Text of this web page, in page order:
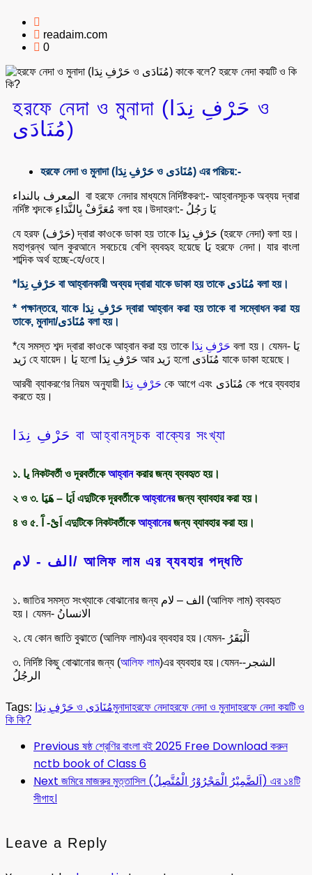
readaim.com
0
হরফে নেদা ও মুনাদা (حَرْفِ نِدَا ও
مُنَادَى)
হরফে নেদা ও মুনাদা (حَرْفِ نِدَا ও مُنَادَى) এর পরিচয়:-
المعرف بالنداء বা হরফে নেদার মাধ্যমে নির্দিষ্টকরণ:- আহ্বানসূচক অব্যয় দ্বারা
নর্দিষ্ট শব্দকে مُعَرَّفْ بِالنَّدَاءِ বলা হয়।উদাহরণ:- يَا رَجُلُ
যে হরফ (حَرْف) দ্বারা কাওকে ডাকা হয় তাকে حَرْفِ نِدَا (হরফে নেদা) বলা হয়।
মহাগ্রন্থ আল কুরআনে সবচেয়ে বেশি ব্যবহৃহ হয়েছে يَا হরফে নেদা। যার বাংলা
শাব্দিক অর্থ হচ্ছে-হে/ওহে।
*حَرْفِ نِدَا বা আহ্বানকারী অব্যয় দ্বারা যাকে ডাকা হয় তাকে مُنَادَى বলা হয়।
* পক্ষান্তরে, যাকে حَرْفِ نِدَا দ্বারা আহ্বান করা হয় তাকে বা সম্বোধন করা হয়
তাকে, মুনাদা/مُنَادَى বলা হয়।
*যে সমস্ত শব্দ দ্বারা কাওকে আহ্বান করা হয় তাকে حَرْفِ نِدَا বলা হয়। যেমন- يَا
زَيد হে যায়েদ। يَا হলো حَرْفِ نِدَا আর زَيد হলো مُنَادَى যাকে ডাকা হয়েছে।
আরবী ব্যাকরণের নিয়ম অনুযায়ী حَرْفِ نِدَ
করতে হয়।
حَرْفِ نِدَا বা আহ্বানসূচক বাক্যের সংখ্যা
১. يا নিকটবর্তী ও দূরবর্তীকেআহ্বানকরার জন্য ব্যবহৃত হয়।
২ ও ৩. اَيَا – هَيَا এদুটিকে দূরবর্তীকেআহ্বানেরজন্য ব্যাবহার করা হয়।
৪ ও ৫. اَىْ- آَ এদুটিকে নিকটবর্তীকেআহ্বানেরজন্য ব্যাবহার করা হয়।
الف - لام/ আলিফ লাম এর ব্যবহার পদ্ধতি
১. জাতির সমস্ত সংখ্যাকে বোঝানোর জন্য الف – لام (আলিফ লাম) ব্যবহৃত
হয়। যেমন- الانسانُ
২. যে কোন জাতি বুঝাতে (আলিফ লাম)এর ব্যবহার হয়।যেমন- اَلْبَقَرُ
৩. নির্দিষ্ট কিছু বোঝানোর জন্য (আলিফ লাম)এর ব্যবহার হয়।যেমন-الشجر-
الرجُلُ
Tags: حَرْفِ نِدَا ও مُنَادَىমুনাদাহরফে নেদাহরফে নেদা ও মুনাদাহরফে নেদা কয়টি ও
কি কি?
Previousষষ্ঠ শ্রেণির বাংলা বই 2025 Free Download করুন
nctb book of Class 6
Next জমিরে মাজরুর মুত্তাসিল (اَلضَّمِيْرُ الْمَجْرُوْرُ الْمُتَّصِلُ) এর ১৪টি
সীগাহ।
Leave a Reply